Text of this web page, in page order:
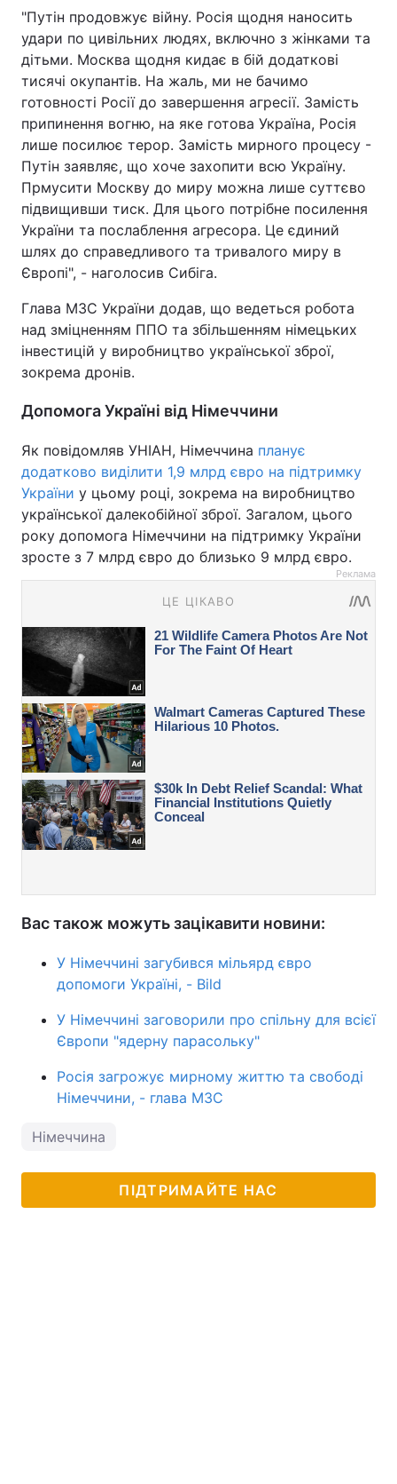
"Путін продовжує війну. Росія щодня наносить
удари по цивільних людях, включно з жінками та
дітьми. Москва щодня кидає в бій додаткові
тисячі окупантів. На жаль, ми не бачимо
готовності Росії до завершення агресії. Замість
припинення вогню, на яке готова Україна, Росія
лише посилює терор. Замість мирного процесу -
Путін заявляє, що хоче захопити всю Україну.
Прмусити Москву до миру можна лише суттєво
підвищивши тиск. Для цього потрібне посилення
України та послаблення агресора. Це єдиний
шлях до справедливого та тривалого миру в
Європі", - наголосив Сибіга.
Глава МЗС України додав, що ведеться робота
над зміцненням ППО та збільшенням німецьких
інвестицій у виробництво української зброї,
зокрема дронів.
Допомога Україні від Німеччини
Як повідомляв УНІАН, Німеччина планує
додатково виділити 1,9 млрд євро на підтримку
України у цьому році, зокрема на виробництво
української далекобійної зброї. Загалом, цього
року допомога Німеччини на підтримку України
зросте з 7 млрд євро до близько 9 млрд євро.
Реклама
Вас також можуть зацікавити новини:
У Німеччині загубився мільярд євро
допомоги Україні, - Bild
У Німеччині заговорили про спільну для всієї
Європи "ядерну парасольку"
Росія загрожує мирному життю та свободі
Німеччини, - глава МЗС
Німеччина
ПІДТРИМАЙТЕ НАС